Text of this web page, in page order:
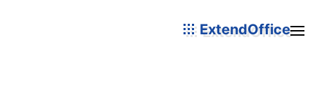
ExtendOffice